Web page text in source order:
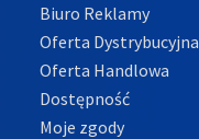
Biuro Reklamy
Oferta Dystrybucyjna
Oferta Handlowa
Dostępność
Moje zgody